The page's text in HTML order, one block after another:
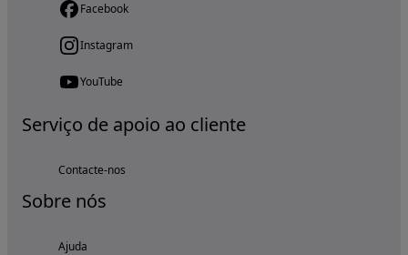
Facebook
Instagram
YouTube
Serviço de apoio ao cliente
Contacte-nos
Sobre nós
Ajuda